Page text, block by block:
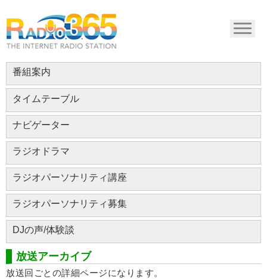
番組案内
タイムテーブル
ナビゲーター
ラジオドラマ
ラジオパーソナリティ講座
ラジオパーソナリティ募集
DJの声/体験談
放送アーカイブ
放送回ごとの詳細ページになります。